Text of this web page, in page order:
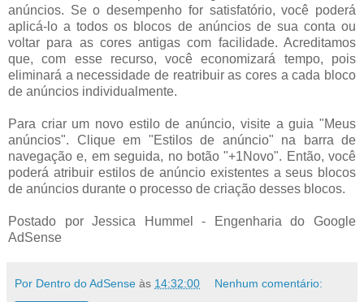
anúncios. Se o desempenho for satisfatório, você poderá
aplicá-lo a todos os blocos de anúncios de sua conta ou
voltar para as cores antigas com facilidade. Acreditamos
que, com esse recurso, você economizará tempo, pois
eliminará a necessidade de reatribuir as cores a cada bloco
de anúncios individualmente.
Para criar um novo estilo de anúncio, visite a guia "Meus
anúncios". Clique em "Estilos de anúncio" na barra de
navegação e, em seguida, no botão "+1Novo". Então, você
poderá atribuir estilos de anúncio existentes a seus blocos
de anúncios durante o processo de criação desses blocos.
Postado por Jessica Hummel - Engenharia do Google
AdSense
Por Dentro do AdSense às 14:32:00 Nenhum comentário: